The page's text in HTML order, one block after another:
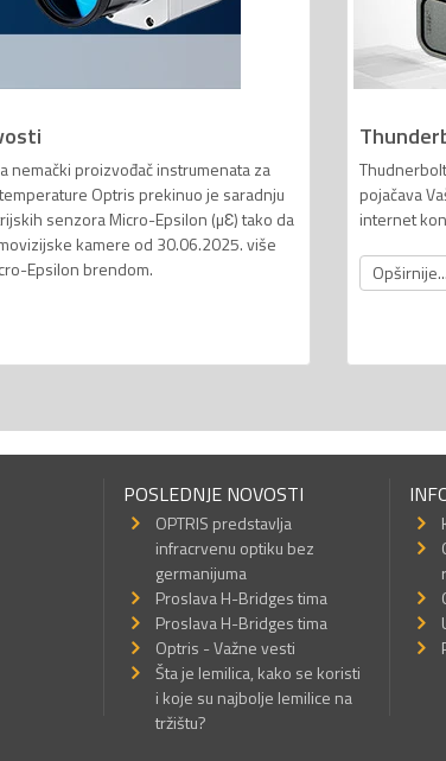
nemački proizvođač instrumenata za
Optris prekinuo je saradnju
senzora Micro-Epsilon (µƐ) tako da
kamere od 30.06.2025. više
Epsilon brendom.
pojačava
internet
Opširnije...
POSLEDNJE NOVOSTI
OPTRIS predstavlja
infracrvenu optiku bez
germanijuma
Proslava H-Bridges tima
Proslava H-Bridges tima
Optris - Važne vesti
Šta je lemilica, kako se koristi
i koje su najbolje lemilice na
tržištu?